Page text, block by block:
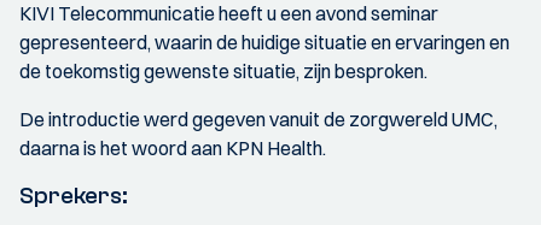
KIVI Telecommunicatie heeft u een avond seminar
gepresenteerd, waarin de huidige situatie en ervaringen en
de toekomstig gewenste situatie, zijn besproken.
De introductie werd gegeven vanuit de zorgwereld UMC,
daarna is het woord aan KPN Health.
Sprekers: